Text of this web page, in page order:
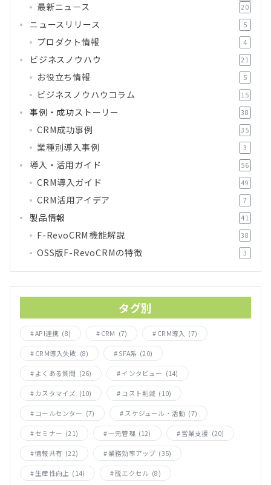
最新ニュース 20
ニュースリリース 5
プロダクト情報 4
ビジネスノウハウ 21
お役立ち情報 5
ビジネスノウハウコラム 15
事例・成功ストーリー 38
CRM成功事例 35
業種別導入事例 3
導入・活用ガイド 56
CRM導入ガイド 49
CRM活用アイデア 7
製品情報 41
F-RevoCRM機能解説 38
OSS版F-RevoCRMの特徴 3
タグ別
API連携 (8) CRM (7) CRM導入 (7)
CRM導入失敗 (8) SFA系 (20)
よくある質問 (26) インタビュー (14)
カスタマイズ (10) コスト削減 (10)
コールセンター (7) スケジュール・活動 (7)
セミナー (21) 一元管理 (12) 営業支援 (20)
情報共有 (22) 業務効率アップ (35)
生産性向上 (14) 脱エクセル (8)